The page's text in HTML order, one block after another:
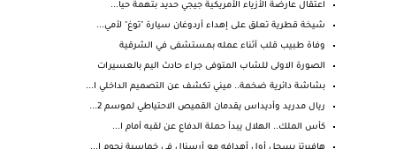
اعتقال عارضة الأزياء الأمريكية جيجي حديد بتهمة حيا...
شيخة قطرية تعلق على إهداء أردوغان سيارة "توغ" لأمي...
وفاة طبيب قلب أثناء عمله بمستشفى في الشرقية
الصورة الاولى للشاب المتوفى جراء حادث اليم بالعسيرات
بشاشة دائرية ضخمة.. ميني تكشف عن التصميم الداخلي ا...
ريال مدريد وأديداس يقدمان القميص الاحتياطي لموسم 2...
كأس الملك.. الهلال يبدأ حملة الدفاع عن لقبه أمام ا...